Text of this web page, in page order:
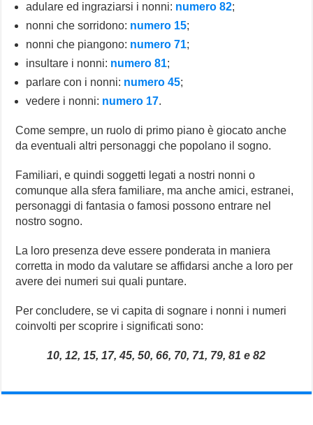
adulare ed ingraziarsi i nonni: numero 82;
nonni che sorridono: numero 15;
nonni che piangono: numero 71;
insultare i nonni: numero 81;
parlare con i nonni: numero 45;
vedere i nonni: numero 17.
Come sempre, un ruolo di primo piano è giocato anche
da eventuali altri personaggi che popolano il sogno.
Familiari, e quindi soggetti legati a nostri nonni o
comunque alla sfera familiare, ma anche amici, estranei,
personaggi di fantasia o famosi possono entrare nel
nostro sogno.
La loro presenza deve essere ponderata in maniera
corretta in modo da valutare se affidarsi anche a loro per
avere dei numeri sui quali puntare.
Per concludere, se vi capita di sognare i nonni i numeri
coinvolti per scoprire i significati sono:
10, 12, 15, 17, 45, 50, 66, 70, 71, 79, 81 e 82